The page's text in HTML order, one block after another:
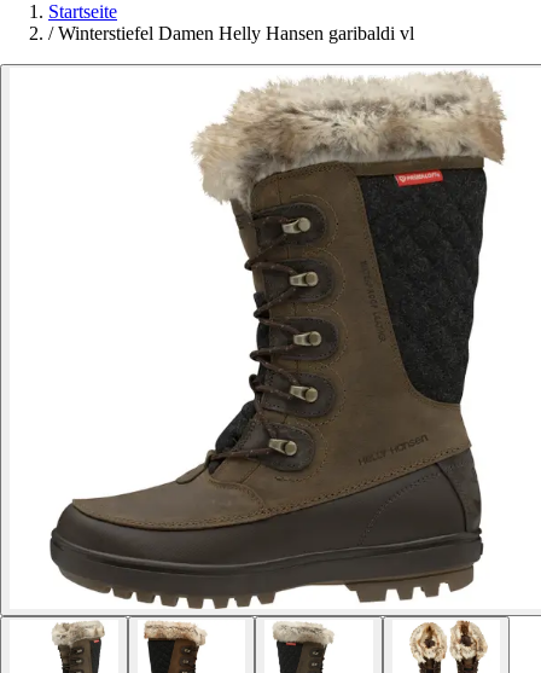
Startseite
/ Winterstiefel Damen Helly Hansen garibaldi vl